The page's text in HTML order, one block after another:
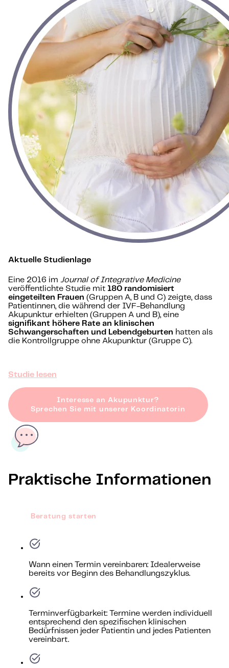
Aktuelle Studienlage
Eine 2016 im Journal of Integrative Medicine
veröffentlichte Studie mit 180 randomisiert
eingeteilten Frauen (Gruppen A, B und C) zeigte, dass
Patientinnen, die während der IVF-Behandlung
Akupunktur erhielten (Gruppen A und B), eine
signifikant höhere Rate an klinischen
Schwangerschaften und Lebendgeburten hatten als
die Kontrollgruppe ohne Akupunktur (Gruppe C).
Studie lesen
Interesse an Akupunktur?
Sprechen Sie mit unserer Koordinatorin
Praktische Informationen
Beratung starten
Wann einen Termin vereinbaren: Idealerweise
bereits vor Beginn des Behandlungszyklus.
Terminverfügbarkeit: Termine werden individuell
entsprechend den spezifischen klinischen
Bedürfnissen jeder Patientin und jedes Patienten
vereinbart.